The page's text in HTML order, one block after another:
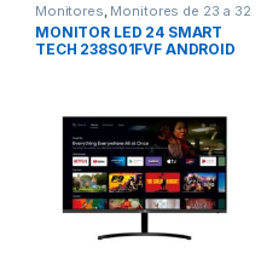
Monitores Monitores de 23 a 32
pulgadas,Periféricos
MONITOR LED 24 SMART
TECH 238S01FVF ANDROID